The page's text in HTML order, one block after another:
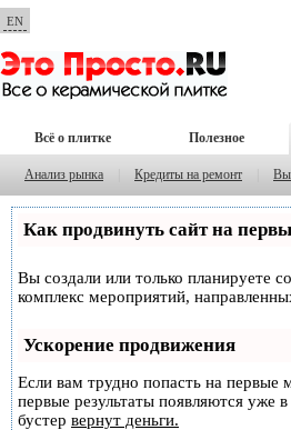
EN
Всё о плитке Полезное
Анализ рынка Кредиты на ремонт
Как продвинуть сайт на
Вы создали или только планируете
комплекс мероприятий,
Ускорение продвижения
Если вам трудно попасть на первые
первые результаты появляются уже
бустер вернут деньги.